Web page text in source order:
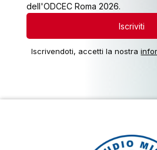
dell'ODCEC Roma 2026.
Iscrivendoti, accetti la nostra